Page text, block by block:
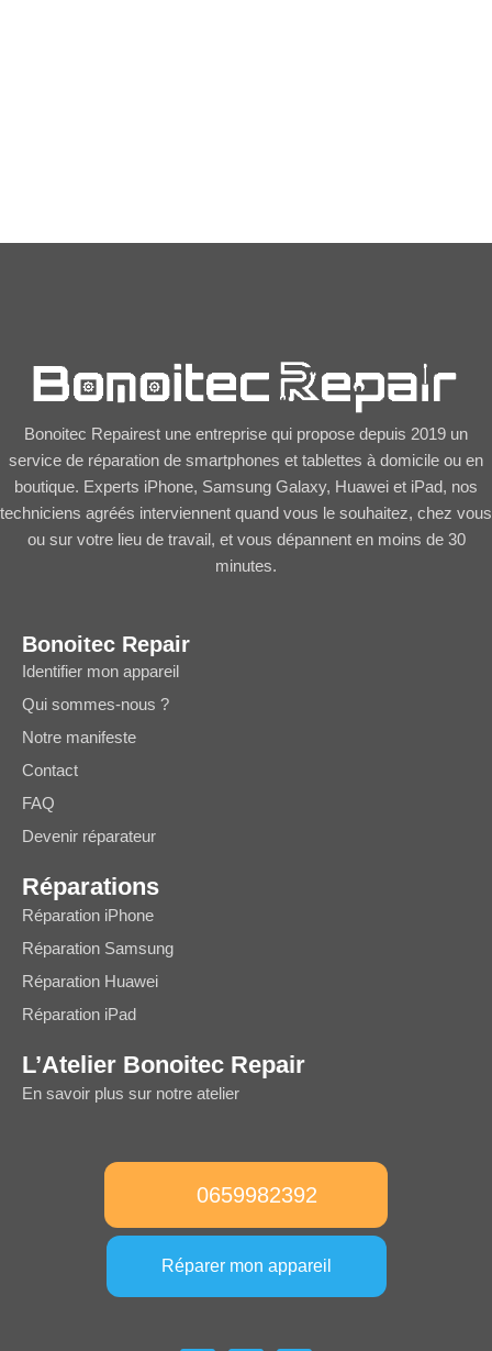
Bonoitec Repairest une entreprise qui propose depuis 2019 un
service de réparation de smartphones et tablettes à domicile ou en
boutique. Experts iPhone, Samsung Galaxy, Huawei et iPad, nos
techniciens agréés interviennent quand vous le souhaitez, chez vous
ou sur votre lieu de travail, et vous dépannent en moins de 30
minutes.
Bonoitec Repair
Identifier mon appareil
Qui sommes-nous ?
Notre manifeste
Contact
FAQ
Devenir réparateur
Réparations
Réparation iPhone
Réparation Samsung
Réparation Huawei
Réparation iPad
L’Atelier Bonoitec Repair
En savoir plus sur notre atelier
0659982392
Réparer mon appareil